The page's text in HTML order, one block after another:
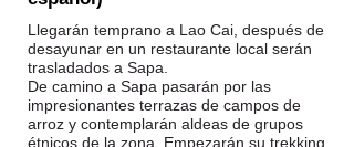
Llegarán temprano a Lao Cai, después de
desayunar en un restaurante local serán
trasladados a Sapa.
De camino a Sapa pasarán por las
impresionantes terrazas de campos de
arroz y contemplarán aldeas de grupos
étnicos de la zona. Empezarán su trekking